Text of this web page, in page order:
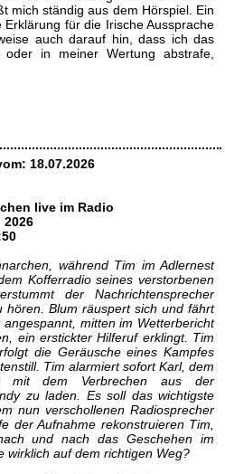
mich ständig aus dem Hörspiel. Ein
für die Irische Aussprache
auch darauf hin, dass ich das
oder in meiner Wertung abstrafe,
18.07.2026
live im Radio
2026
während Tim im Adlernest
Kofferradio seines verstorbenen
der Nachrichtensprecher
hören. Blum räuspert sich und fährt
mitten im Wetterbericht
ein erstickter Hilferuf erklingt. Tim
die Geräusche eines Kampfes
Tim alarmiert sofort Karl, dem
mit dem Verbrechen aus der
zu laden. Es soll das wichtigste
nun verschollenen Radiosprecher
der Aufnahme rekonstruieren Tim,
und nach das Geschehen im
wirklich auf dem richtigen Weg?